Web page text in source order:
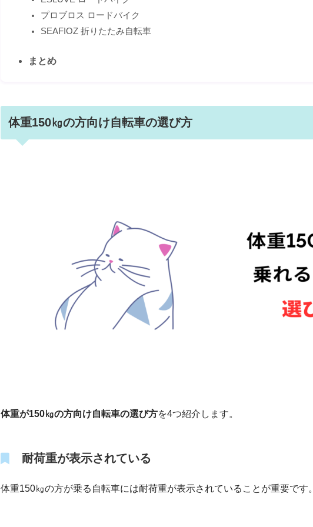
プロブロス ロードバイク
SEAFIOZ 折りたたみ自転車
まとめ
体重150㎏の方向け自転車の選び方
体重が150㎏の方向け自転車の選び方を4つ紹介します。
耐荷重が表示されている
体重150㎏の方が乗る自転車には耐荷重が表示されていることが重要です。